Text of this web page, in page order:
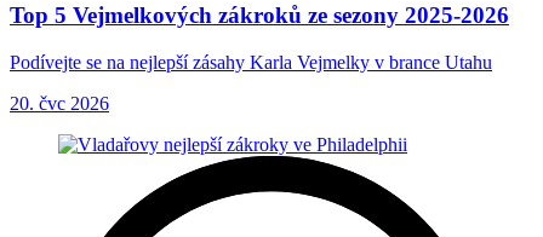
Top 5 Vejmelkových zákroků ze sezony 2025-2026
Podívejte se na nejlepší zásahy Karla Vejmelky v brance Utahu
20. čvc 2026